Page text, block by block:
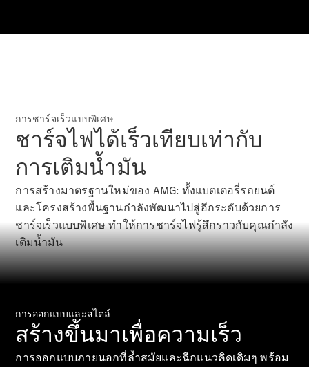
Showroom
All SUVs
EQS
SUV
ไฟฟ้า 100%
Mercedes-
Maybach
EQS SUV
ไฟฟ้า 100%
GLA
GLC
GLC Coupé
GLE
Mercedes-
Maybach
GLS
ไฟฟ้า 100%
การชาร์จเร็วแบบพิเศษ
ชาร์จไฟได้เร็วเทียบเท่ากับ
การเติมน้ำมัน
การสร้างมาตรฐานใหม่ของ AMG: ทั้งแบตเตอรี่รถยนต์
และโครงสร้างพื้นฐานกำลังพัฒนาไปสู่อีกระดับด้วยการ
ชาร์จเร็วแบบพิเศษ ทำให้การชาร์จไฟรู้สึกราวกับคุณกำลัง
เติมน้ำมัน
การออกแบบและสไตล์
สร้างขึ้นมาเพื่อความเร็ว
การออกแบบภายนอกที่ล้ำสมัยและฉีกแนวคิดเดิมๆ พร้อม